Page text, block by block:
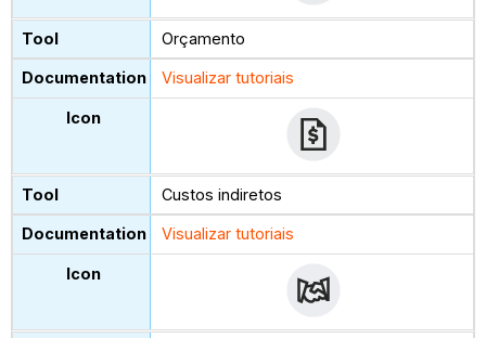
Orçamento
Visualizar tutoriais
Custos indiretos
Visualizar tutoriais